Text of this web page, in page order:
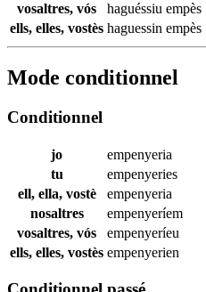
vosaltres, vós
haguéssiu empès
ells, elles, vostès haguessin empès
Mode conditionnel
Conditionnel
jo
empenyeria
tu
empenyeries
ell, ella, vostè
empenyeria
nosaltres
empenyeríem
vosaltres, vós
empenyeríeu
ells, elles, vostès empenyerien